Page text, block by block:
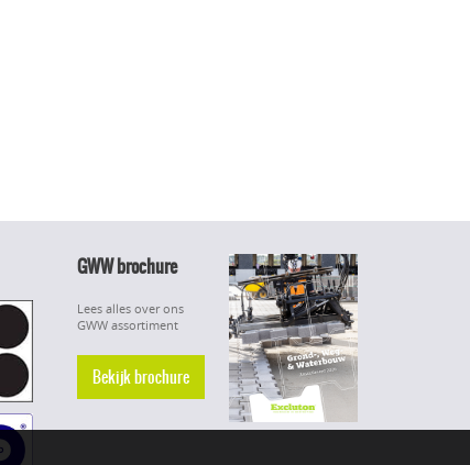
GWW brochure
Lees alles over ons
GWW assortiment
Bekijk brochure